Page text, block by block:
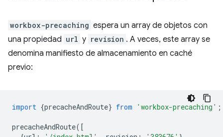
workbox-precaching espera un array de objetos con
una propiedad url y revision . A veces, este array se
denomina manifiesto de almacenamiento en caché
previo:
import {precacheAndRoute} from 'workbox-precaching' ;
precacheAndRoute([